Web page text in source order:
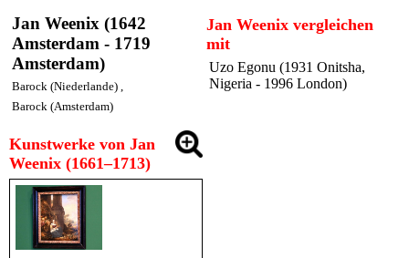
Jan Weenix (1642
Amsterdam - 1719
Amsterdam)
Barock (Niederlande) ,
Barock (Amsterdam)
Kunstwerke von Jan
Weenix (1661–1713)
Jan Weenix vergleichen
mit
Uzo Egonu (1931 Onitsha,
Nigeria - 1996 London)